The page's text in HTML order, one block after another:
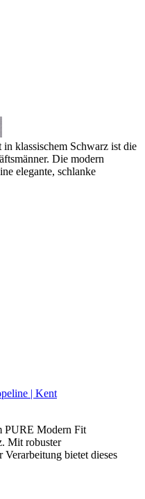
klassischem Schwarz ist die
Die modern
elegante, schlanke
| Kent
PURE Modern Fit
Mit robuster
bietet dieses